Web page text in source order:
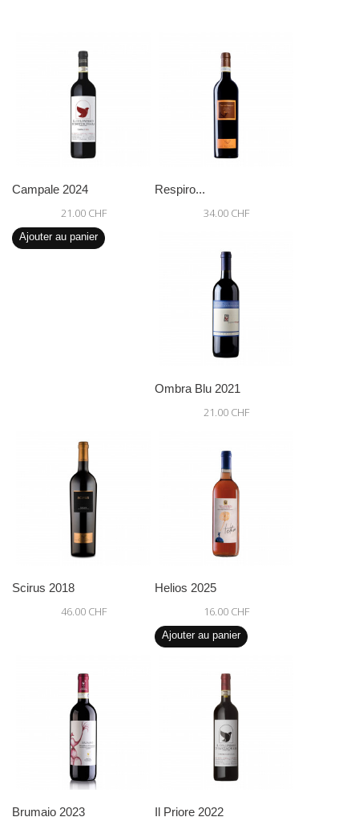
Campale 2024
21.00 CHF
Ajouter au panier
Respiro...
34.00 CHF
Ombra Blu 2021
21.00 CHF
Scirus 2018
46.00 CHF
Helios 2025
16.00 CHF
Ajouter au panier
Brumaio 2023 Il Priore 2022